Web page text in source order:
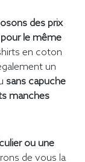
des prix
le même
en coton
un
sans capuche
manches
ou une
de vous la